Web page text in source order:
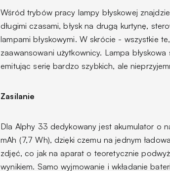
Wśród trybów pracy lampy błyskowej
długimi czasami, błysk na drugą kurtynę,
lampami błyskowymi. W skrócie - wszystkie
zaawansowani użytkownicy. Lampa błyskowa
emitując serię bardzo szybkich, ale
Zasilanie
Dla Alphy 33 dedykowany jest akumulator o
mAh (7,7 Wh), dzięki czemu na jednym
zdjęć, co jak na aparat o teoretycznie
wynikiem. Samo wyjmowanie i wkładanie